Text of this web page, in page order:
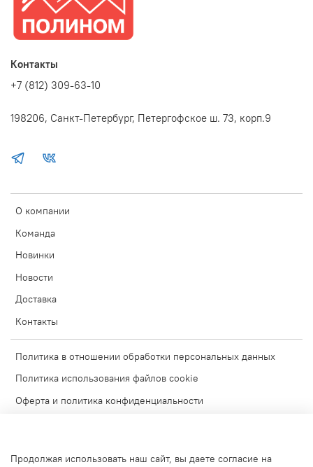
О компании
Команда
Новинки
Новости
Доставка
Контакты
Политика в отношении обработки персональных данных
Политика использования файлов cookie
Оферта и политика конфиденциальности
Контакты
+7 (812) 309-63-10
198206, Санкт-Петербург, Петергофское ш. 73, корп.9
Продолжая использовать наш сайт, вы даете согласие на